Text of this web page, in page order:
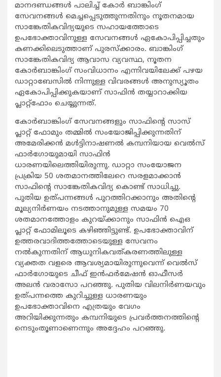
മാനദണ്ഡങ്ങള്‍ പാലിച്ച് കോര്‍ ബാങ്കിംഗ്
സേവനങ്ങള്‍ മെച്ചപ്പെടുത്തുന്നതിനും നൂതനമായ
സാങ്കേതികവിദ്യയുടെ സഹായത്തോടെ
ഉപഭോക്താവിനുള്ള സേവനങ്ങള്‍ ഏകോപിപ്പിച്ചതും
കണക്കിലെടുത്താണ് പുരസ്ക്കാരം. ബാങ്കിംഗ്
സാങ്കേതികവിദ്യ ആവാസ വ്യവസ്ഥ, നൂതന
കോര്‍ബാങ്കിംഗ് സംവിധാനം എന്നിവയിലേക്ക് പഴയ
ഡാറ്റാബേസില്‍ നിന്നുള്ള വിവരങ്ങള്‍ അനുസ്യൂതം
ഏകോപിപ്പിക്കുകയാണ് സാഫിന്‍ തയ്യാറാക്കിയ
പ്ലാറ്റ്‌ഫോം ചെയ്യുന്നത്.
കോര്‍ബാങ്കിംഗ് സേവനങ്ങളും സാഫിന്‍റെ സാസ്
പ്ലാറ്റ് ഫോമും തമ്മില്‍ സംയോജിപ്പിക്കുന്നതിന്
അമേരിക്കന്‍ മള്‍ട്ടിനാഷണല്‍ കമ്പനിയായ വെല്‍സ്
ഫാര്‍ഗോയുമായി സാഫിന്‍
ധാരണയിലെത്തിയിരുന്നു. ഡാറ്റാ സംയോജന
പ്രക്രിയ 50 ശതമാനത്തിലേറെ സരളമാക്കാന്‍
സാഫിന്‍റെ സാങ്കേതികവിദ്യ കൊണ്ട് സാധിച്ചു.
പുതിയ ഉത്പന്നങ്ങള്‍ പുറത്തിറക്കാനും അതിന്‍റെ
മൂല്യനിര്‍ണയം നടത്താനുമുള്ള സമയം 70
ശതമാനത്തോളം കുറയ്ക്കാനും സാഫിന്‍ ഐഒ
പ്ലാറ്റ് ഫോമിലൂടെ കഴിഞ്ഞിട്ടുണ്ട്. ഉപഭോക്താവിന്
ഉത്തരവാദിത്തത്തോടെയുള്ള സേവനം
നല്‍കുന്നതിന് ആധുനികവത്കരണത്തിലുള്ള
വ്യക്തത വളരെ ആവശ്യമായിരുന്നുവെന്ന് വെല്‍സ്
ഫാര്‍ഗോയുടെ ചീഫ് ഇന്‍ഫര്‍മേഷന്‍ ഓഫീസര്‍
അലന്‍ വരാസോ പറഞ്ഞു. പുതിയ വിലനിര്‍ണയവും
ഉത്പന്നത്തെ കുറിച്ചുള്ള ധാരണയും
ഉപഭോക്താവിനെ എത്രയും വേഗം
അറിയിക്കുന്നതും കമ്പനിയുടെ പ്രവര്‍ത്തനത്തിന്‍റെ
നെടുംതൂണാണെന്നും അദ്ദേഹം പറഞ്ഞു.